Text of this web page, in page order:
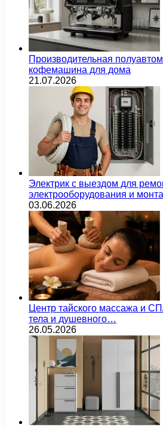
Производительная
кофемашина для дома
21.07.2026
Электрик с выездом для
электрооборудования и
03.06.2026
Центр тайского массажа и
тела и душевного…
26.05.2026